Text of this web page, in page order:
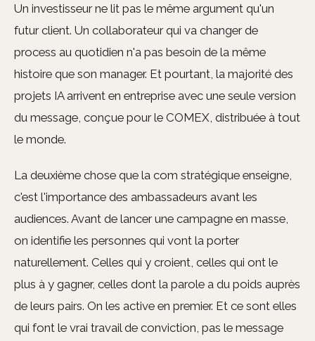
Un investisseur ne lit pas le même argument qu'un
futur client. Un collaborateur qui va changer de
process au quotidien n'a pas besoin de la même
histoire que son manager. Et pourtant, la majorité des
projets IA arrivent en entreprise avec une seule version
du message, conçue pour le COMEX, distribuée à tout
le monde.
La deuxième chose que la com stratégique enseigne,
c'est l'importance des ambassadeurs avant les
audiences. Avant de lancer une campagne en masse,
on identifie les personnes qui vont la porter
naturellement. Celles qui y croient, celles qui ont le
plus à y gagner, celles dont la parole a du poids auprès
de leurs pairs. On les active en premier. Et ce sont elles
qui font le vrai travail de conviction, pas le message